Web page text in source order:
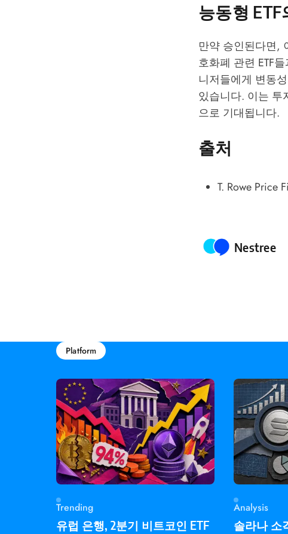
능동형 ETF
만약 승인된다면,
호화폐 관련 ETF
니저들에게 변동
있습니다. 이는 투
으로 기대됩니다.
출처
T. Rowe Price
Posted by
Nestree
Platform
Trending
유럽 은행, 2분기 비트코인 ETF
Analysis
솔라나 소